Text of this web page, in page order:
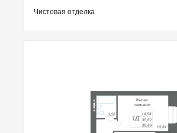
Чистовая отделка